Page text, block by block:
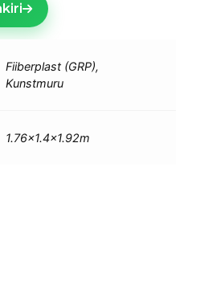
Fiiberplast (GRP),
Kunstmuru
1.76×1.4×1.92m